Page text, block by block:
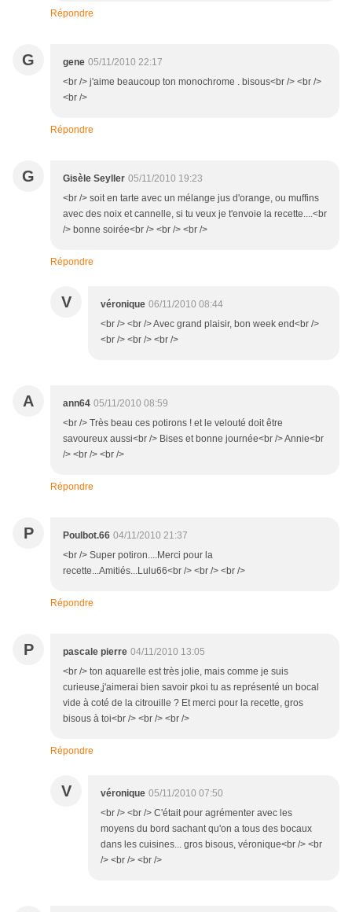
Répondre
G gene 05/11/2010 22:17
<br /> j'aime beaucoup ton monochrome . bisous<br /> <br />
<br />
Répondre
G Gisèle Seyller 05/11/2010 19:23
<br /> soit en tarte avec un mélange jus d'orange, ou muffins
avec des noix et cannelle, si tu veux je t'envoie la recette....<br
/> bonne soirée<br /> <br /> <br />
Répondre
V véronique 06/11/2010 08:44
<br /> <br /> Avec grand plaisir, bon week end<br />
<br /> <br /> <br />
A ann64 05/11/2010 08:59
<br /> Très beau ces potirons ! et le velouté doit être
savoureux aussi<br /> Bises et bonne journée<br /> Annie<br
/> <br /> <br />
Répondre
P Poulbot.66 04/11/2010 21:37
<br /> Super potiron....Merci pour la
recette...Amitiés...Lulu66<br /> <br /> <br />
Répondre
P pascale pierre 04/11/2010 13:05
<br /> ton aquarelle est très jolie, mais comme je suis
curieuse,j'aimerai bien savoir pkoi tu as représenté un bocal
vide à coté de la citrouille ? Et merci pour la recette, gros
bisous à toi<br /> <br /> <br />
Répondre
V véronique 05/11/2010 07:50
<br /> <br /> C'était pour agrémenter avec les
moyens du bord sachant qu'on a tous des bocaux
dans les cuisines... gros bisous, véronique<br /> <br
/> <br /> <br />